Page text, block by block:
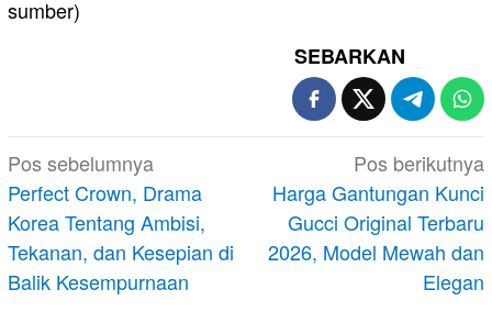
sumber)
SEBARKAN
Navigasi
pos
Pos sebelumnya
Perfect Crown, Drama
Korea Tentang Ambisi,
Tekanan, dan Kesepian di
Balik Kesempurnaan
Pos berikutnya
Harga Gantungan Kunci
Gucci Original Terbaru
2026, Model Mewah dan
Elegan